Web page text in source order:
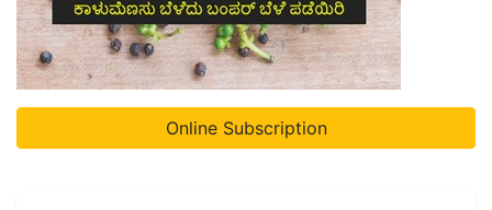
Online Subscription